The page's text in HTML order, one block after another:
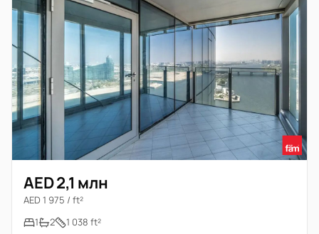
AED 2,1 млн
AED 1 975 / ft²
1
2 1 038 ft²